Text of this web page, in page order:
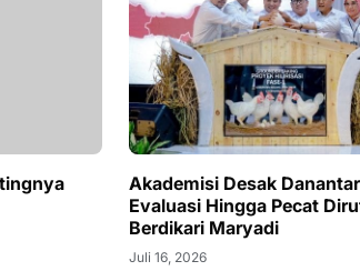
Akademisi Desak
Evaluasi Hingga Pecat
Berdikari Maryadi
Juli 16, 2026